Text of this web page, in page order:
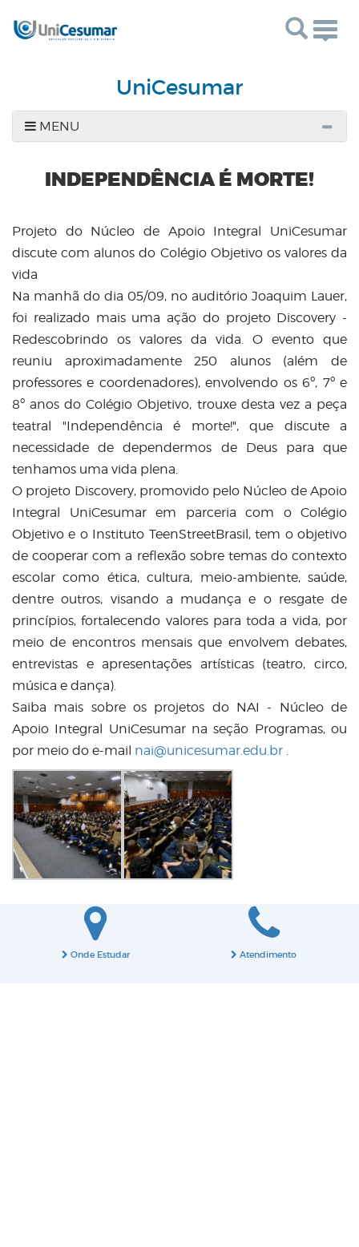
UniCesumar
MENU
INDEPENDÊNCIA É MORTE!
Projeto do Núcleo de Apoio Integral UniCesumar
discute com alunos do Colégio Objetivo os valores da
vida
Na manhã do dia 05/09, no auditório Joaquim Lauer,
foi realizado mais uma ação do projeto Discovery -
Redescobrindo os valores da vida. O evento que
reuniu aproximadamente 250 alunos (além de
professores e coordenadores), envolvendo os 6º, 7º e
8º anos do Colégio Objetivo, trouxe desta vez a peça
teatral "Independência é morte!", que discute a
necessidade de dependermos de Deus para que
tenhamos uma vida plena.
O projeto Discovery, promovido pelo Núcleo de Apoio
Integral UniCesumar em parceria com o Colégio
Objetivo e o Instituto TeenStreetBrasil, tem o objetivo
de cooperar com a reflexão sobre temas do contexto
escolar como ética, cultura, meio-ambiente, saúde,
dentre outros, visando a mudança e o resgate de
princípios, fortalecendo valores para toda a vida, por
meio de encontros mensais que envolvem debates,
entrevistas e apresentações artísticas (teatro, circo,
música e dança).
Saiba mais sobre os projetos do NAI - Núcleo de
Apoio Integral UniCesumar na seção Programas, ou
por meio do e-mail nai@unicesumar.edu.br .
Onde Estudar Atendimento